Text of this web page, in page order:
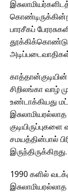
பாரசீகப்
தூக்கிக்கொண்டு
சிறிலங்கா வாழ்
உண்டாக்கியது
சமயத்தின்பால்
இருந்திருக்கிறது.
1990 களில்